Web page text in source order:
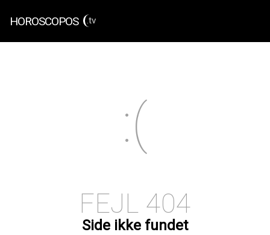
HOROSCOPOS .tv
FEJL 404
Side ikke fundet